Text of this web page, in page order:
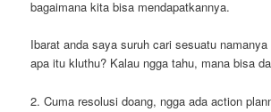
bagaimana kita bisa mendapatkannya.
Ibarat anda saya suruh cari sesuatu
apa itu kluthu? Kalau ngga tahu, mana bisa
2. Cuma resolusi doang, ngga ada action